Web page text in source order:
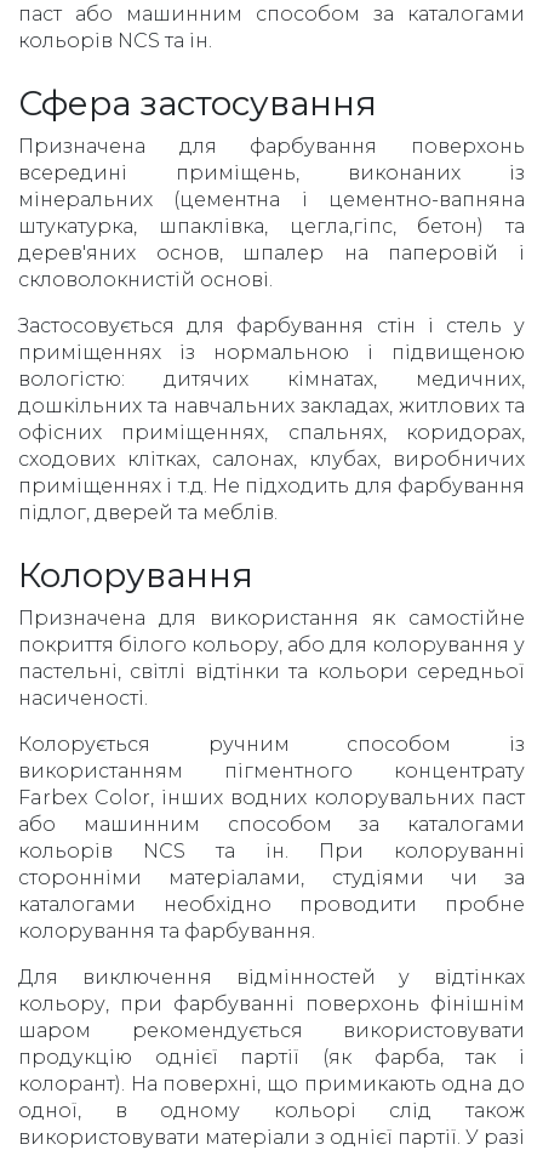
паст або машинним способом за каталогами
кольорів NCS та ін.
Сфера застосування
Призначена для фарбування поверхонь
всередині приміщень, виконаних із
мінеральних (цементна і цементно-вапняна
штукатурка, шпаклівка, цегла,гіпс, бетон) та
дерев'яних основ, шпалер на паперовій і
скловолокнистій основі.
Застосовується для фарбування стін і стель у
приміщеннях із нормальною і підвищеною
вологістю: дитячих кімнатах, медичних,
дошкільних та навчальних закладах, житлових та
офісних приміщеннях, спальнях, коридорах,
сходових клітках, салонах, клубах, виробничих
приміщеннях і т.д. Не підходить для фарбування
підлог, дверей та меблів.
Колорування
Призначена для використання як самостійне
покриття білого кольору, або для колорування у
пастельні, світлі відтінки та кольори середньої
насиченості.
Колорується ручним способом із
використанням пігментного концентрату
Farbex Color, інших водних колорувальних паст
або машинним способом за каталогами
кольорів NCS та ін. При колоруванні
сторонніми матеріалами, студіями чи за
каталогами необхідно проводити пробне
колорування та фарбування.
Для виключення відмінностей у відтінках
кольору, при фарбуванні поверхонь фінішнім
шаром рекомендується використовувати
продукцію однієї партії (як фарба, так і
колорант). На поверхні, що примикають одна до
одної, в одному кольорі слід також
використовувати матеріали з однієї партії. У разі